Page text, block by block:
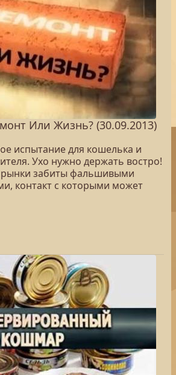
Или Жизнь? (30.09.2013)
испытание для кошелька и
Ухо нужно держать востро!
забиты фальшивыми
контакт с которыми может